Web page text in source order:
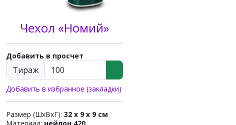
Чехол «Номий»
Добавить в просчет
Тираж
Добавить в избранное (закладки)
Размер (ШхВхГ): 32 x 9 x 9 см